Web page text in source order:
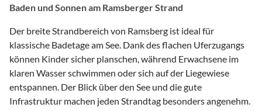
Baden und Sonnen am Ramsberger Strand
Der breite Strandbereich von Ramsberg ist ideal für
klassische Badetage am See. Dank des flachen Uferzugangs
können Kinder sicher planschen, während Erwachsene im
klaren Wasser schwimmen oder sich auf der Liegewiese
entspannen. Der Blick über den See und die gute
Infrastruktur machen jeden Strandtag besonders angenehm.